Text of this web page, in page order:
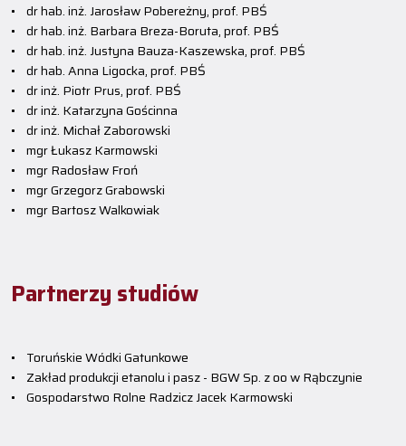
• dr hab. inż. Jarosław Pobereżny, prof. PBŚ
• dr hab. inż. Barbara Breza-Boruta, prof. PBŚ
• dr hab. inż. Justyna Bauza-Kaszewska, prof. PBŚ
• dr hab. Anna Ligocka, prof. PBŚ
• dr inż. Piotr Prus, prof. PBŚ
• dr inż. Katarzyna Gościnna
• dr inż. Michał Zaborowski
• mgr Łukasz Karmowski
• mgr Radosław Froń
• mgr Grzegorz Grabowski
• mgr Bartosz Walkowiak
Partnerzy studiów
• Toruńskie Wódki Gatunkowe
• Zakład produkcji etanolu i pasz - BGW Sp. z oo w Rąbczynie
• Gospodarstwo Rolne Radzicz Jacek Karmowski